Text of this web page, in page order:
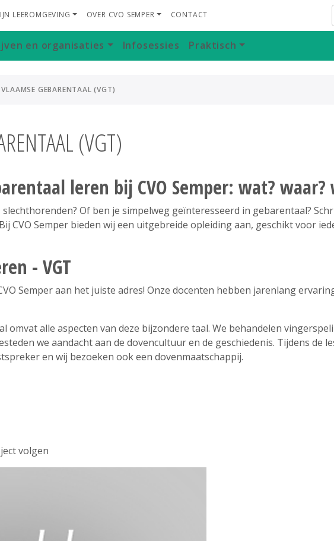
en organisaties Infosessies Praktisch
LEEROMGEVING OVER CVO SEMPER CONTACT
VLAAMSE GEBARENTAAL (VGT)
(VGT)
leren bij CVO Semper: wat? waar?
Of ben je simpelweg geïnteresseerd in gebarentaal?
CVO Semper bieden wij een uitgebreide opleiding aan, geschikt voor
- VGT
Semper aan het juiste adres! Onze docenten hebben jarenlang
omvat alle aspecten van deze bijzondere taal. We behandelen
we aandacht aan de dovencultuur en de geschiedenis. Tijdens de
en wij bezoeken ook een dovenmaatschappij.
volgen